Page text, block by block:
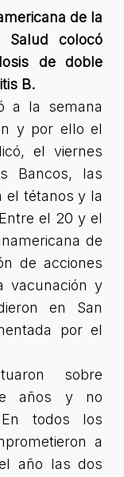
de la
Salud colocó
de doble
B.
a la semana
y por ello el
el viernes
Bancos, las
el tétanos y la
el 20 y el
de
de acciones
vacunación y
en San
por el
sobre
años y no
En todos los
a
año las dos